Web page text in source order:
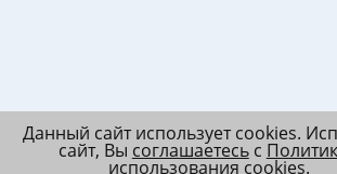
Данный сайт использует cookies.
сайт, Вы соглашаетесьс
использования cookies.